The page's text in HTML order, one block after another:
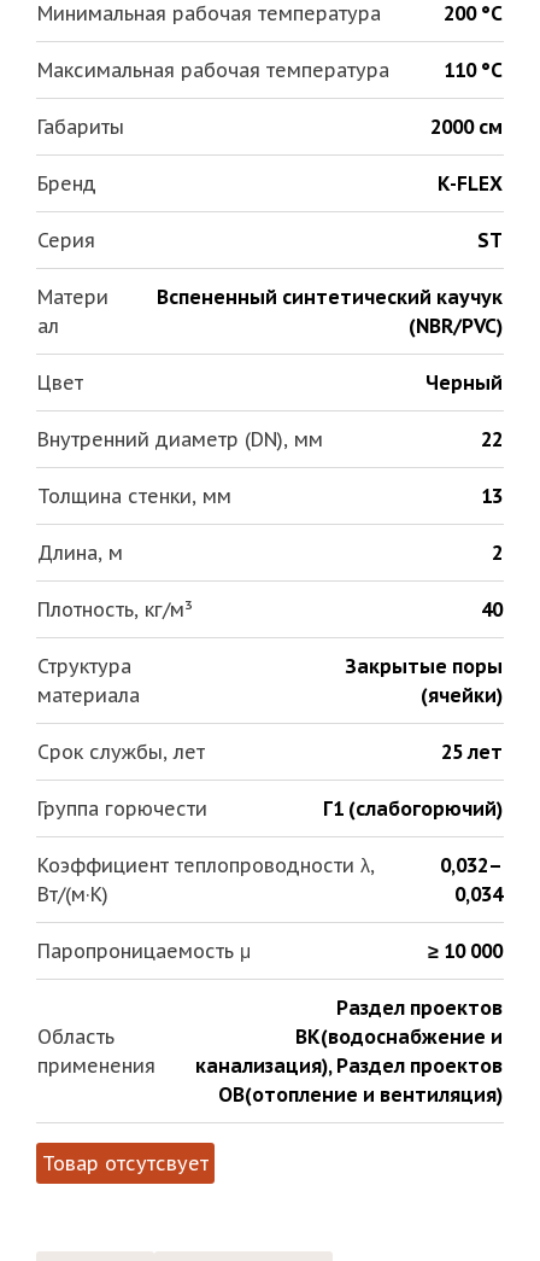
Минимальная рабочая температура 200 °С
Максимальная рабочая температура 110 °С
Габариты 2000 см
Бренд K-FLEX
Серия ST
Матери
ал
Вспененный синтетический каучук
(NBR/PVC)
Цвет Черный
Внутренний диаметр (DN), мм 22
Толщина стенки, мм 13
Длина, м 2
Плотность, кг/м³ 40
Структура
материала
Закрытые поры
(ячейки)
Срок службы, лет 25 лет
Группа горючести Г1 (слабогорючий)
Коэффициент теплопроводности λ,
Вт/(м·К)
0,032–
0,034
Паропроницаемость μ ≥ 10 000
Область
применения
Раздел проектов
ВК(водоснабжение и
канализация), Раздел проектов
ОВ(отопление и вентиляция)
Товар отсутсвует